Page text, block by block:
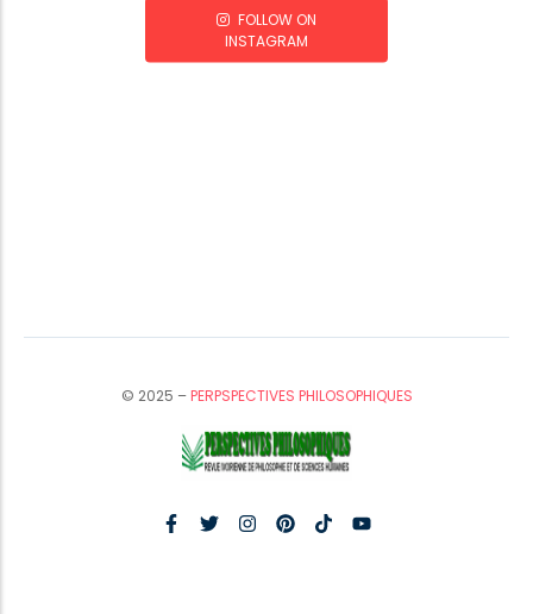
FOLLOW ON
INSTAGRAM
© 2025 –PERPSPECTIVES PHILOSOPHIQUES